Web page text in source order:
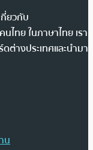
ยวกับ
ไทย ในภาษาไทย เรา
ต่างประเทศและนำมา
น